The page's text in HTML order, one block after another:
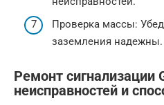
Проверка массы:
заземления надежны.
Ремонт сигнализации
неисправностей и